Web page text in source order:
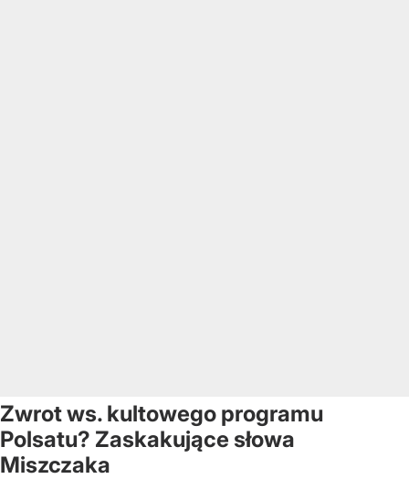
Zwrot ws. kultowego programu
Polsatu? Zaskakujące słowa
Miszczaka